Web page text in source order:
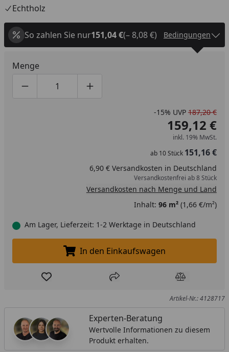
Echtholz
So zahlen Sie nur151,04 €(– 8,08 €) Bedingungen
Menge
Produktmenge um eins verringern
Produktmenge manuell eingeben
Produktmenge um eins erhöhen
-15% UVP 187,20 €
159,12 €
inkl. 19% MwSt.
ab 10Stück 151,16 €
6,90 € Versandkosten in Deutschland
Versandkostenfrei ab 8 Stück
Versandkosten nach Menge und Land
Inhalt: 96 m²(1,66 €/m²)
Am Lager, Lieferzeit: 1-2 Werktage in Deutschland
In den Einkaufswagen legen
In den Einkaufswagen
Produkt zur Wunschliste hinzufügen
Teilen Produkt
Artikel-Nr.: 4128717
Experten-Beratung
Wertvolle Informationen zu diesem
Produkt erhalten.